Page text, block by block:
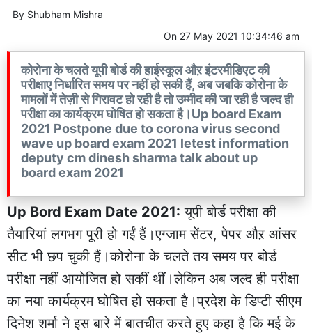
By Shubham Mishra
On 27 May 2021 10:34:46 am
कोरोना के चलते यूपी बोर्ड की हाईस्कूल औऱ इंटरमीडिएट की
परीक्षाए निर्धारित समय पर नहीं हो सकी हैं, अब जबकि कोरोना के
मामलों में तेज़ी से गिरावट हो रही है तो उम्मीद की जा रही है जल्द ही
परीक्षा का कार्यक्रम घोषित हो सकता है।Up board Exam
2021 Postpone due to corona virus second
wave up board exam 2021 letest information
deputy cm dinesh sharma talk about up
board exam 2021
Up Bord Exam Date 2021: यूपी बोर्ड परीक्षा की
तैयारियां लगभग पूरी हो गईं हैं।एग्जाम सेंटर, पेपर औऱ आंसर
सीट भी छप चुकी हैं।कोरोना के चलते तय समय पर बोर्ड
परीक्षा नहीं आयोजित हो सकीं थीं।लेकिन अब जल्द ही परीक्षा
का नया कार्यक्रम घोषित हो सकता है।प्रदेश के डिप्टी सीएम
दिनेश शर्मा ने इस बारे में बातचीत करते हुए कहा है कि मई के